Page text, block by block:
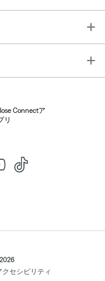
Connectア
リ
クセシビリティ